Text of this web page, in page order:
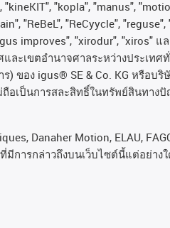
"kopla", "manus",
"ReBeL", "ReCyycle",
improves", "xirodur", "xiros" แ
ละเขตอํานาจศาลระหว่างประเทศ
ร) ของ igus® SE & Co. KG หรือบริ
ถือเป็นการสละสิทธิ์ในทรัพย์สินทาง
Danaher Motion, ELAU,
ดที่มีการกล่าวถึงบนเว็บไซต์นี้แต่อย่